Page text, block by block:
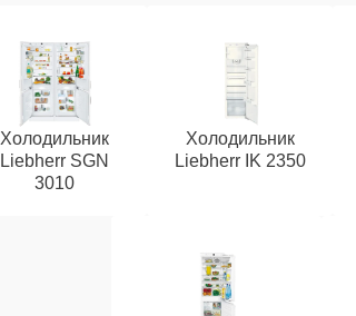
Холодильник
Liebherr SGN
3010
Холодильник
Liebherr IK 2350